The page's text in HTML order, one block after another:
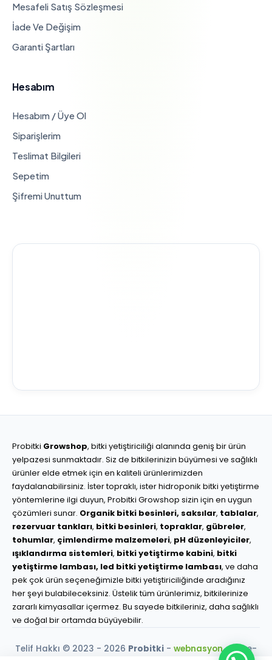
Mesafeli Satış Sözleşmesi
İade Ve Değişim
Garanti Şartları
Hesabım
Hesabım / Üye Ol
Siparişlerim
Teslimat Bilgileri
Sepetim
Şifremi Unuttum
Probitki Growshop, bitki yetiştiriciliği alanında geniş bir ürün
yelpazesi sunmaktadır. Siz de bitkilerinizin büyümesi ve sağlıklı
ürünler elde etmek için en kaliteli ürünlerimizden
faydalanabilirsiniz. İster topraklı, ister hidroponik bitki yetiştirme
yöntemlerine ilgi duyun, Probitki Growshop sizin için en uygun
çözümleri sunar. Organik bitki besinleri, saksılar, tablalar,
rezervuar tankları, bitki besinleri, topraklar, gübreler,
tohumlar, çimlendirme malzemeleri, pH düzenleyiciler,
ışıklandırma sistemleri, bitki yetiştirme kabini, bitki
yetiştirme lambası, led bitki yetiştirme lambası, ve daha
pek çok ürün seçeneğimizle bitki yetiştiriciliğinde aradığınız
her şeyi bulabileceksiniz. Üstelik tüm ürünlerimiz, bitkilerinize
zararlı kimyasallar içermez. Bu sayede bitkileriniz, daha sağlıklı
ve doğal bir ortamda büyüyebilir.
Telif Hakkı © 2023 - 2026 Probitki - webnasyon.come-